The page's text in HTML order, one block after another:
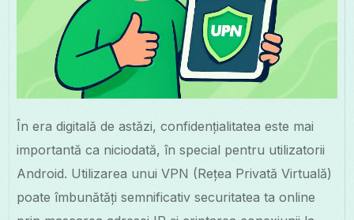
În era digitală de astăzi, confidențialitatea este mai
importantă ca niciodată, în special pentru utilizatorii
Android. Utilizarea unui VPN (Rețea Privată Virtuală)
poate îmbunătăți semnificativ securitatea ta online